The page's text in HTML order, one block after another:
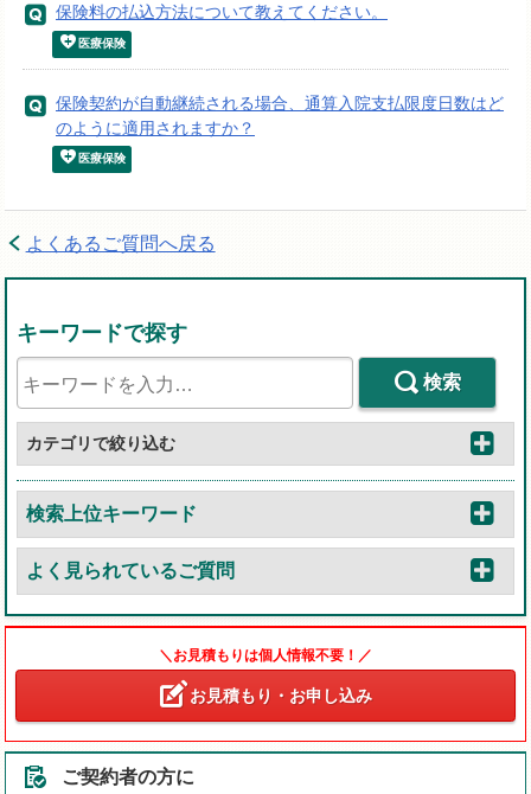
保険料の払込方法について教えてください。
医療保険
保険契約が自動継続される場合、通算入院支払限度日数はど
のように適用されますか？
医療保険
よくあるご質問へ戻る
キーワードで探す
検索
カテゴリで絞り込む
検索上位キーワード
よく見られているご質問
＼お見積もりは個人情報不要！／
お見積もり・お申し込み
ご契約者の方に